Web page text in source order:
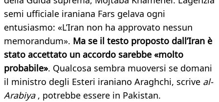
semi ufficiale iraniana Fars gelava ogni
entusiasmo: «L’Iran non ha approvato nessun
memorandum». Ma se il testo proposto dall’Iran è
stato accettato un accordo sarebbe «molto
probabile». Qualcosa sembra muoversi se domani
il ministro degli Esteri iraniano Araghchi, scrive al-
Arabiya, potrebbe essere in Pakistan.